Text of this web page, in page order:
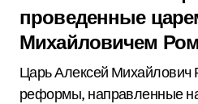
проведенные
Михайловичем
Царь Алексей Михайлович
реформы, направленные